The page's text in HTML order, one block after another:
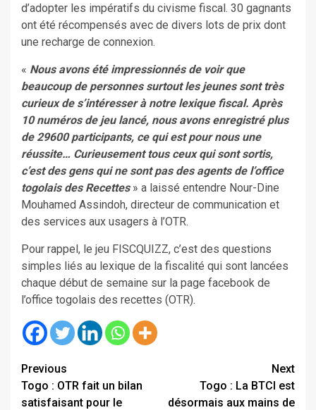
d’adopter les impératifs du civisme fiscal. 30 gagnants
ont été récompensés avec de divers lots de prix dont
une recharge de connexion.
« Nous avons été impressionnés de voir que
beaucoup de personnes surtout les jeunes sont très
curieux de s’intéresser à notre lexique fiscal. Après
10 numéros de jeu lancé, nous avons enregistré plus
de 29600 participants, ce qui est pour nous une
réussite… Curieusement tous ceux qui sont sortis,
c’est des gens qui ne sont pas des agents de l’office
togolais des Recettes» a laissé entendre Nour-Dine
Mouhamed Assindoh, directeur de communication et
des services aux usagers à l’OTR.
Pour rappel, le jeu FISCQUIZZ, c’est des questions
simples liés au lexique de la fiscalité qui sont lancées
chaque début de semaine sur la page facebook de
l’office togolais des recettes (OTR).
Continue
Reading
Previous
Togo : OTR fait un bilan
satisfaisant pour le
Next
Togo : La BTCI est
désormais aux mains de